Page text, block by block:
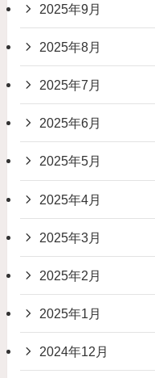
2025年9月
2025年8月
2025年7月
2025年6月
2025年5月
2025年4月
2025年3月
2025年2月
2025年1月
2024年12月